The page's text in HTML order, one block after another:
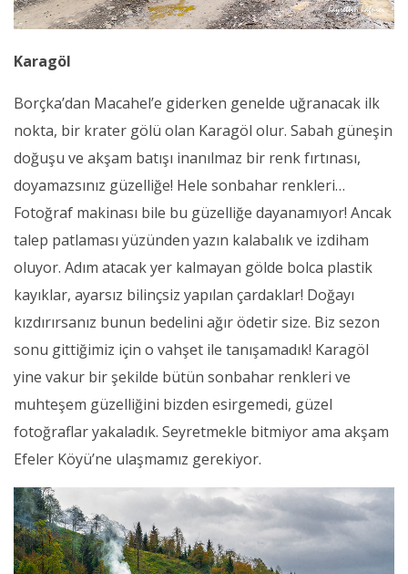
Karagöl
Borçka’dan Macahel’e giderken genelde uğranacak ilk
nokta, bir krater gölü olan Karagöl olur. Sabah güneşin
doğuşu ve akşam batışı inanılmaz bir renk fırtınası,
doyamazsınız güzelliğe! Hele sonbahar renkleri…
Fotoğraf makinası bile bu güzelliğe dayanamıyor! Ancak
talep patlaması yüzünden yazın kalabalık ve izdiham
oluyor. Adım atacak yer kalmayan gölde bolca plastik
kayıklar, ayarsız bilinçsiz yapılan çardaklar! Doğayı
kızdırırsanız bunun bedelini ağır ödetir size. Biz sezon
sonu gittiğimiz için o vahşet ile tanışamadık! Karagöl
yine vakur bir şekilde bütün sonbahar renkleri ve
muhteşem güzelliğini bizden esirgemedi, güzel
fotoğraflar yakaladık. Seyretmekle bitmiyor ama akşam
Efeler Köyü’ne ulaşmamız gerekiyor.